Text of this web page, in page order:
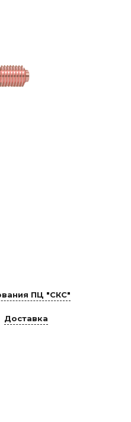
ПЦ "СКС"
Доставка